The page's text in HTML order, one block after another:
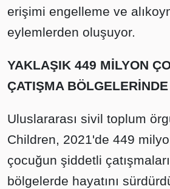
erişimi engelleme ve
eylemlerden oluşuyor.
YAKLAŞIK 449 MİLYON
ÇATIŞMA BÖLGELERİNDE
Uluslararası sivil toplum
Children, 2021'de 449
çocuğun şiddetli
bölgelerde hayatını